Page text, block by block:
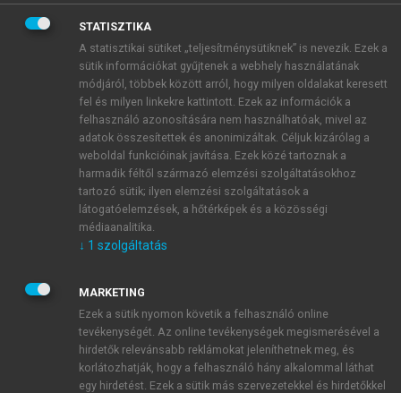
BELÉPÉS SAJÁT FIÓKKAL
ÚJ FIÓK LÉTREHOZÁSA
1 óra díjmentes hozzáférés
E-MAIL-CÍM
JELSZÓ
JELSZÓ ÚJRA
STATISZTIKA
A statisztikai sütiket „teljesítménysütiknek” is nevezik. Ezek a
sütik információkat gyűjtenek a webhely használatának
módjáról, többek között arról, hogy milyen oldalakat keresett
fel és milyen linkekre kattintott. Ezek az információk a
felhasználó azonosítására nem használhatóak, mivel az
adatok összesítettek és anonimizáltak. Céljuk kizárólag a
weboldal funkcióinak javítása. Ezek közé tartoznak a
harmadik féltől származó elemzési szolgáltatásokhoz
tartozó sütik; ilyen elemzési szolgáltatások a
látogatóelemzések, a hőtérképek és a közösségi
médiaanalitika.
↓ 1 szolgáltatás
MARKETING
Ezek a sütik nyomon követik a felhasználó online
tevékenységét. Az online tevékenységek megismerésével a
hirdetők relevánsabb reklámokat jeleníthetnek meg, és
korlátozhatják, hogy a felhasználó hány alkalommal láthat
egy hirdetést. Ezek a sütik más szervezetekkel és hirdetőkkel